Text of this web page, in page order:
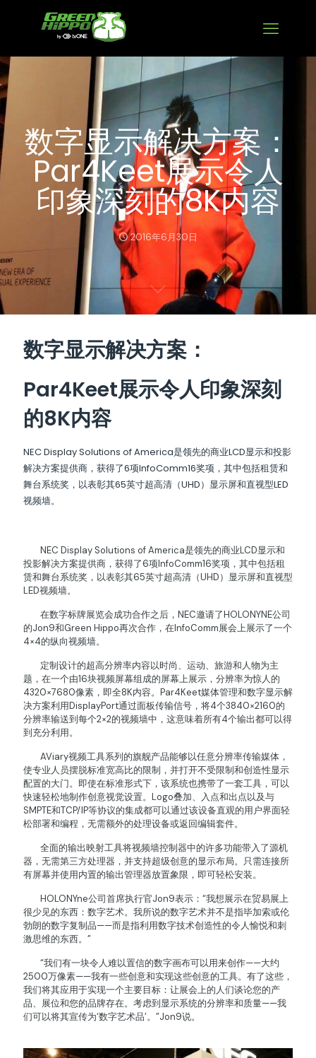
数字显示解决方案：
Par4Keet展示令人
印象深刻的8K内容
2016年6月30日
数字显示解决方案：
Par4Keet展示令人印象深刻
的8K内容
NEC Display Solutions of America是领先的商业LCD显示和投影
解决方案提供商，获得了6项InfoComm16奖项，其中包括租赁和
舞台系统奖，以表彰其65英寸超高清（UHD）显示屏和直视型LED
视频墙。
NEC Display Solutions of America是领先的商业LCD显示和
投影解决方案提供商，获得了6项InfoComm16奖项，其中包括租
赁和舞台系统奖，以表彰其65英寸超高清（UHD）显示屏和直视型
LED视频墙。
在数字标牌展览会成功合作之后，NEC邀请了HOLONYNE公司
的Jon9和Green Hippo再次合作，在InfoComm展会上展示了一个
4×4的纵向视频墙。
定制设计的超高分辨率内容以时尚、运动、旅游和人物为主
题，在一个由16块视频屏幕组成的屏幕上展示，分辨率为惊人的
4320×7680像素，即全8K内容。Par4Keet媒体管理和数字显示解
决方案利用DisplayPort通过面板传输信号，将4个3840×2160的
分辨率输送到每个2×2的视频墙中，这意味着所有4个输出都可以得
到充分利用。
AViary视频工具系列的旗舰产品能够以任意分辨率传输媒体，
使专业人员摆脱标准宽高比的限制，并打开不受限制和创造性显示
配置的大门。即使在标准形式下，该系统也携带了一套工具，可以
快速轻松地制作创意视觉设置。Logo叠加、入点和出点以及与
SMPTE和TCP/IP等协议的集成都可以通过该设备直观的用户界面轻
松部署和编程，无需额外的处理设备或返回编辑套件。
全面的输出映射工具将视频墙控制器中的许多功能带入了源机
器，无需第三方处理器，并支持超级创意的显示布局。只需连接所
有屏幕并使用内置的输出管理器放置象限，即可轻松安装。
HOLONYne公司首席执行官Jon9表示：“我想展示在贸易展上
很少见的东西：数字艺术。我所说的数字艺术并不是指毕加索或伦
勃朗的数字复制品——而是指利用数字技术创造性的令人愉悦和刺
激思维的东西。”
“我们有一块令人难以置信的数字画布可以用来创作——大约
2500万像素——我有一些创意和实现这些创意的工具。有了这些，
我们将其应用于实现一个主要目标：让展会上的人们谈论您的产
品、展位和您的品牌存在。考虑到显示系统的分辨率和质量——我
们可以将其宣传为‘数字艺术品’。”Jon9说。